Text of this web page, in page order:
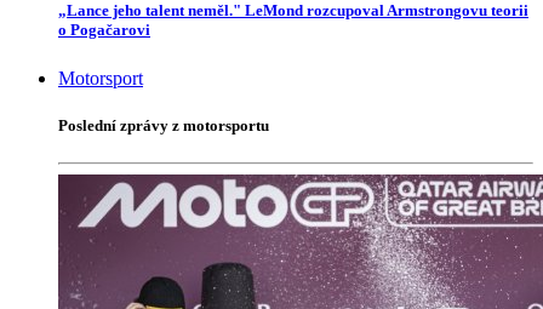
„Lance jeho talent neměl." LeMond rozcupoval Armstrongovu teorii
o Pogačarovi
Motorsport
Poslední zprávy z motorsportu